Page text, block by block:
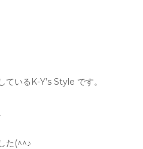
いるK-Y’s Style です。
た(^^♪